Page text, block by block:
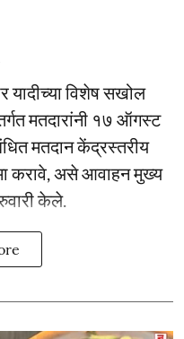
यादीच्या विशेष सखोल
मतदारांनी १७ ऑगस्ट
मतदान केंद्रस्तरीय
करावे, असे आवाहन मुख्य
केले.